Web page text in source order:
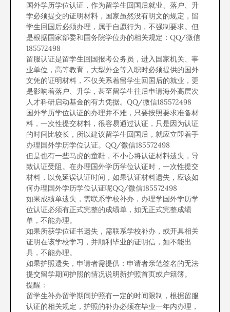
国外学历学位认证，作为留学生回国后就业、落户、升
学必须提交的证明材料，国家虽然没有明文的规定，留
学生回国后必须办理，属于自愿行为，不强制要求。但
是根据国家部委和国务院学位办的相关规定：QQ/微信
185572498
留服认证是留学生回国报考公务员，进入国家机关、事
业单位，高等教育，大型外企等入职时必须提供的国外
文凭的证明材料，不仅关系着留学生回国后的就业，更
是影响着落户、升学，甚至留学生往后申请海外高层次
人才科研启动基金的有力凭据。QQ/微信185572498
国外学历学位认证的办理并不难，只要按照要求准备材
料，一次性提交材料，很容易通过认证，只是因为认证
的时间比较长，所以建议留学生回国后，就应立即着手
办理国外学历学位认证。QQ/微信185572498
但是也有一些马虎的童鞋，不小心将认证材料遗失，导
致认证受阻。在办理国外学历学位认证时，一次性提交
材料，以免延误认证时间，如果认证材料遗失，应该如
何办理国外学历学位认证呢QQ/微信185572498
如果成绩单遗失，需联系学校补办，办理学国外学历学
位认证必须有正式完整的成绩单，如无正式完整成绩
单，不能办理。
如果所获学位证书遗失，需联系学校补办，或开具相关
证明在该学校学习，并顺利毕业的证明信，如不能出
具，不能办理。
如果护照遗失，申请者需提供：申请者亲笔签名的无法
提交留学期间护照的情况说明新护照首页或户籍簿。
提醒：
留学生补办留学期间护照有一定的时间限制，根据留服
认证的相关规定，护照的补办必须在毕业一年内办理，